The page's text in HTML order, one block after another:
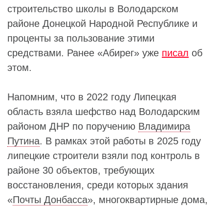
строительство школы в Володарском
районе Донецкой Народной Республике и
проценты за пользование этими
средствами. Ранее «Абирег» уже писал об
этом.
Напомним, что в 2022 году Липецкая
область взяла шефство над Володарским
районом ДНР по поручению Владимира
Путина. В рамках этой работы в 2025 году
липецкие строители взяли под контроль в
районе 30 объектов, требующих
восстановления, среди которых здания
«Почты Донбасса», многоквартирные дома,